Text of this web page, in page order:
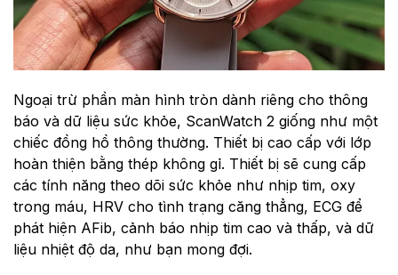
Ngoại trừ phần màn hình tròn dành riêng cho thông
báo và dữ liệu sức khỏe, ScanWatch 2 giống như một
chiếc đồng hồ thông thường. Thiết bị cao cấp với lớp
hoàn thiện bằng thép không gỉ. Thiết bị sẽ cung cấp
các tính năng theo dõi sức khỏe như nhịp tim, oxy
trong máu, HRV cho tình trạng căng thẳng, ECG để
phát hiện AFib, cảnh báo nhịp tim cao và thấp, và dữ
liệu nhiệt độ da, như bạn mong đợi.